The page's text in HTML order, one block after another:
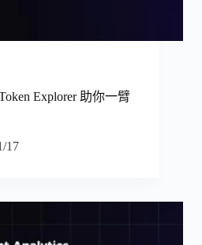
Explorer 助你一臂
17